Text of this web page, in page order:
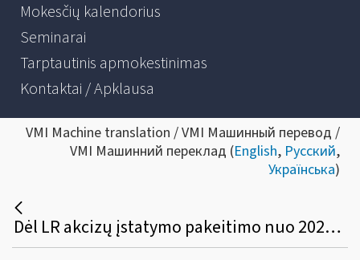
Mokesčių kalendorius
Seminarai
Tarptautinis apmokestinimas
Kontaktai / Apklausa
VMI Machine translation / VMI Машинный перевод /
VMI Машинний переклад (English, Русский,
Українська)
Dėl LR akcizų įstatymo pakeitimo nuo 2024 m. sausio 1 d.